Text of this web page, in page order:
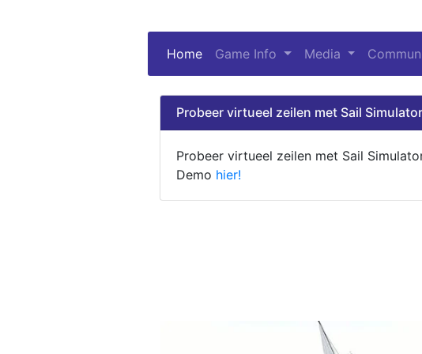
Home (current)
Game Info Media
Probeer virtueel zeilen met Sail
Probeer virtueel zeilen met Sail
Demo hier!